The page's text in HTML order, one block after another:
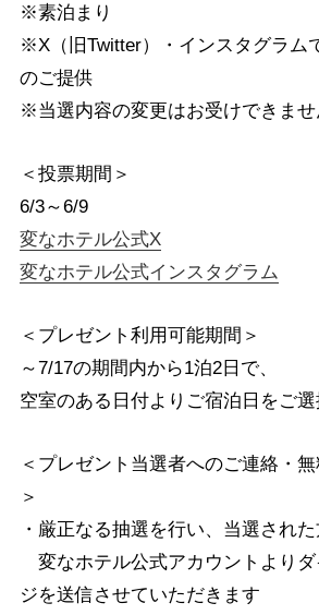
※素泊まり
※X（旧Twitter）・インスタグラム
のご提供
※当選内容の変更はお受けできませ
＜投票期間＞
6/3～6/9
変なホテル公式X
変なホテル公式インスタグラム
＜プレゼント利用可能期間＞
～7/17の期間内から1泊2日で、
空室のある日付よりご宿泊日をご
＜プレゼント当選者へのご連絡・
＞
・厳正なる抽選を行い、当選された
変なホテル公式アカウントよりダ
ジを送信させていただきます